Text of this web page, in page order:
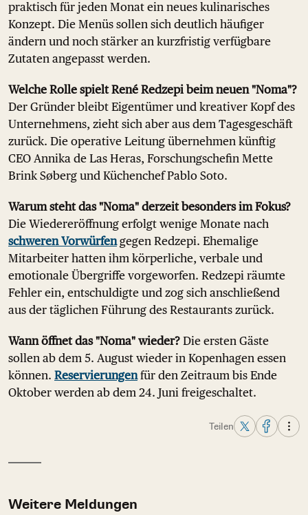
praktisch für jeden Monat ein neues kulinarisches
Konzept. Die Menüs sollen sich deutlich häufiger
ändern und noch stärker an kurzfristig verfügbare
Zutaten angepasst werden.
Welche Rolle spielt René Redzepi beim neuen "Noma"?
Der Gründer bleibt Eigentümer und kreativer Kopf des
Unternehmens, zieht sich aber aus dem Tagesgeschäft
zurück. Die operative Leitung übernehmen künftig
CEO Annika de Las Heras, Forschungschefin Mette
Brink Søberg und Küchenchef Pablo Soto.
Warum steht das "Noma" derzeit besonders im Fokus?
Die Wiedereröffnung erfolgt wenige Monate nach
schweren Vorwürfengegen Redzepi. Ehemalige
Mitarbeiter hatten ihm körperliche, verbale und
emotionale Übergriffe vorgeworfen. Redzepi räumte
Fehler ein, entschuldigte und zog sich anschließend
aus der täglichen Führung des Restaurants zurück.
Wann öffnet das "Noma" wieder? Die ersten Gäste
sollen ab dem 5. August wieder in Kopenhagen essen
können. Reservierungenfür den Zeitraum bis Ende
Oktober werden ab dem 24. Juni freigeschaltet.
Teilen
Weitere Meldungen